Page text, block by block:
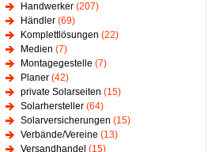
Handwerker (207)
Händler (69)
Komplettlösungen (22)
Medien (7)
Montagegestelle (7)
Planer (42)
private Solarseiten (15)
Solarhersteller (64)
Solarversicherungen (15)
Verbände/Vereine (13)
Versandhandel (15)